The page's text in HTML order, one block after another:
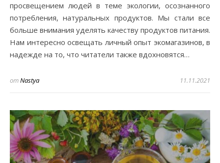
просвещением людей в теме экологии, осознанного
потребления, натуральных продуктов. Мы стали все
больше внимания уделять качеству продуктов питания.
Нам интересно освещать личный опыт экомагазинов, в
надежде на то, что читатели также вдохновятся…
отNastya 11.11.2021